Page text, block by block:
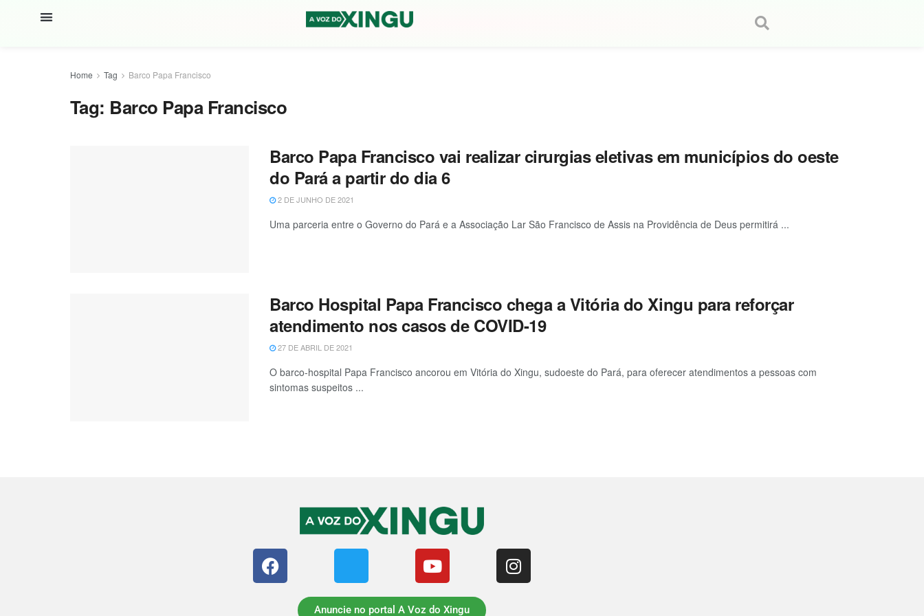
Home Tag Barco Papa Francisco
Tag: Barco Papa Francisco
Barco Papa Francisco vai realizar cirurgias eletivas em municípios do oeste
do Pará a partir do dia 6
2 DE JUNHO DE 2021
Uma parceria entre o Governo do Pará e a Associação Lar São Francisco de Assis na Providência de Deus permitirá ...
Barco Hospital Papa Francisco chega a Vitória do Xingu para reforçar
atendimento nos casos de COVID-19
27 DE ABRIL DE 2021
O barco-hospital Papa Francisco ancorou em Vitória do Xingu, sudoeste do Pará, para oferecer atendimentos a pessoas com
sintomas suspeitos ...
Anuncie no portal A Voz do Xingu